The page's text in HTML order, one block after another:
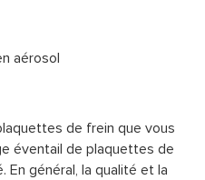
aérosol
de frein que vous
éventail de plaquettes de
En général, la qualité et la